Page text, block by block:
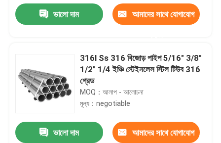
ভালো দাম আমাদের সাথে যোগাযোগ
316l Ss 316 বিজোড় পাইপ 5/16" 3/8"
1/2" 1/4 ইঞ্চি স্টেইনলেস স্টিল টিউব 316
গ্রেড
MOQ：আলাপ - আলোচনা
মূল্য：negotiable
ভালো দাম আমাদের সাথে যোগাযোগ